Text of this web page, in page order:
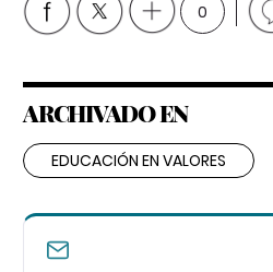
0
ARCHIVADO EN
EDUCACIÓN EN VALORES